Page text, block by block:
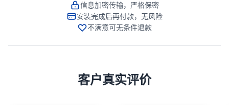
信息加密传输，严格保密
安装完成后再付款，无风险
不满意可无条件退款
客户真实评价